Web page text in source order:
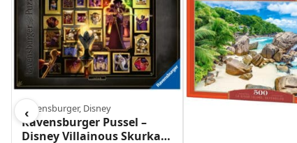
‹Ravensburger, Disney
Ravensburger Pussel –
Disney Villainous Skurkar